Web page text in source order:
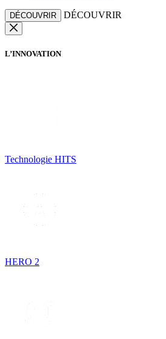
DÉCOUVRIR DÉCOUVRIR
L’INNOVATION
Technologie HITS
HERO 2